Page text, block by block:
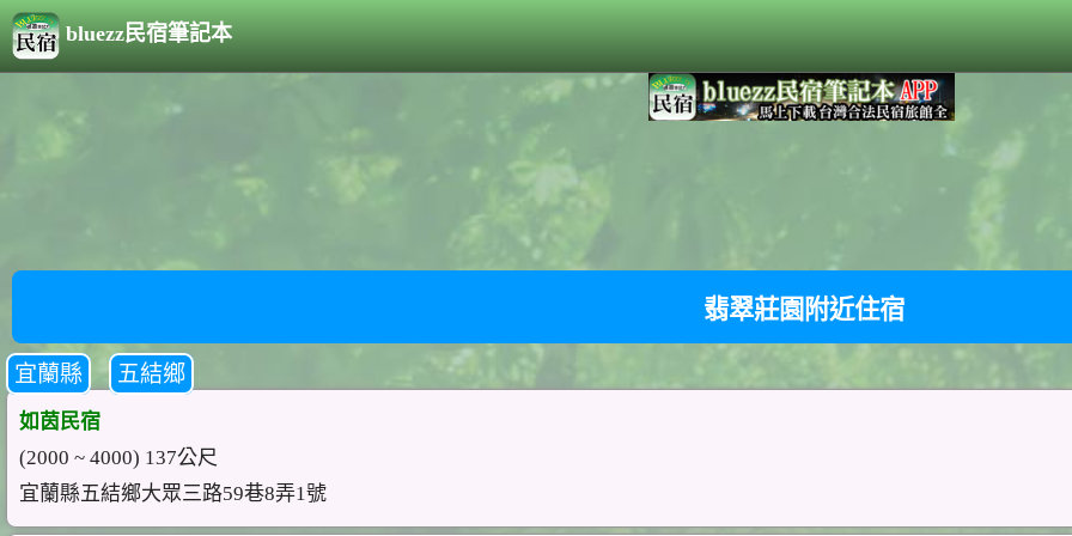
bluezz民宿筆記本
翡翠莊園附近住宿
宜蘭縣 五結鄉
如茵民宿
(2000 ~ 4000) 137公尺
宜蘭縣五結鄉大眾三路59巷8弄1號